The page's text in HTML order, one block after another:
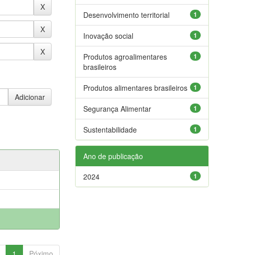
1
Desenvolvimento territorial
1
Inovação social
1
Produtos agroalimentares
brasileiros
1
Produtos alimentares brasileiros
1
Segurança Alimentar
1
Sustentabilidade
Ano de publicação
1
2024